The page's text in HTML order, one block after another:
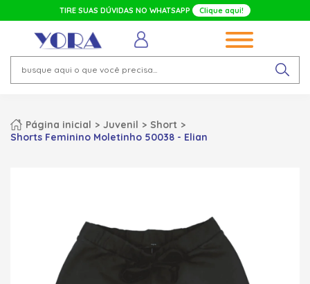
TIRE SUAS DÚVIDAS NO WHATSAPP Clique aqui!
Página inicial Juvenil
Short
Shorts Feminino Moletinho 50038 - Elian